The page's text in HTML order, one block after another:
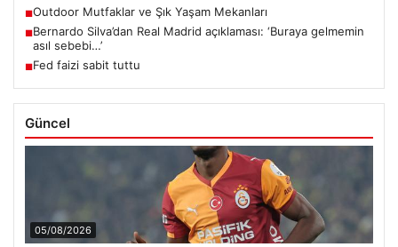
■Outdoor Mutfaklar ve Şık Yaşam Mekanları
■Bernardo Silva’dan Real Madrid açıklaması: ‘Buraya gelmemin
asıl sebebi…’
■Fed faizi sabit tuttu
Güncel
05/08/2026